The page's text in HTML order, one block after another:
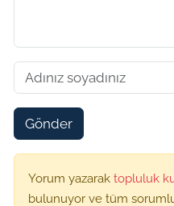
Gönder
Yorum yazarak topluluk
bulunuyor ve tüm